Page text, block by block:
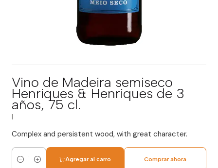
Vino de Madeira semiseco
Henriques & Henriques de 3
años, 75 cl.
Complex and persistent wood, with great character.
Cantidad
Agregar al carro Comprar ahora